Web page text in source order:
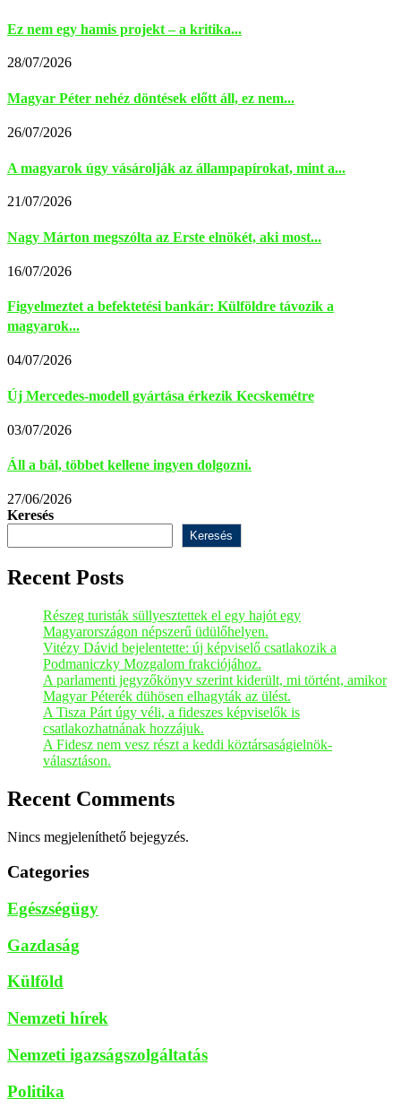
Ez nem egy hamis projekt – a kritika...
28/07/2026
Magyar Péter nehéz döntések előtt áll, ez nem...
26/07/2026
A magyarok úgy vásárolják az állampapírokat, mint a...
21/07/2026
Nagy Márton megszólta az Erste elnökét, aki most...
16/07/2026
Figyelmeztet a befektetési bankár: Külföldre távozik a
magyarok...
04/07/2026
Új Mercedes-modell gyártása érkezik Kecskemétre
03/07/2026
Áll a bál, többet kellene ingyen dolgozni.
27/06/2026
Keresés
Keresés
Recent Posts
Részeg turisták süllyesztettek el egy hajót egy
Magyarországon népszerű üdülőhelyen.
Vitézy Dávid bejelentette: új képviselő csatlakozik a
Podmaniczky Mozgalom frakciójához.
A parlamenti jegyzőkönyv szerint kiderült, mi történt, amikor
Magyar Péterék dühösen elhagyták az ülést.
A Tisza Párt úgy véli, a fideszes képviselők is
csatlakozhatnának hozzájuk.
A Fidesz nem vesz részt a keddi köztársaságielnök-
választáson.
Recent Comments
Nincs megjeleníthető bejegyzés.
Categories
Egészségügy
Gazdaság
Külföld
Nemzeti hírek
Nemzeti igazságszolgáltatás
Politika